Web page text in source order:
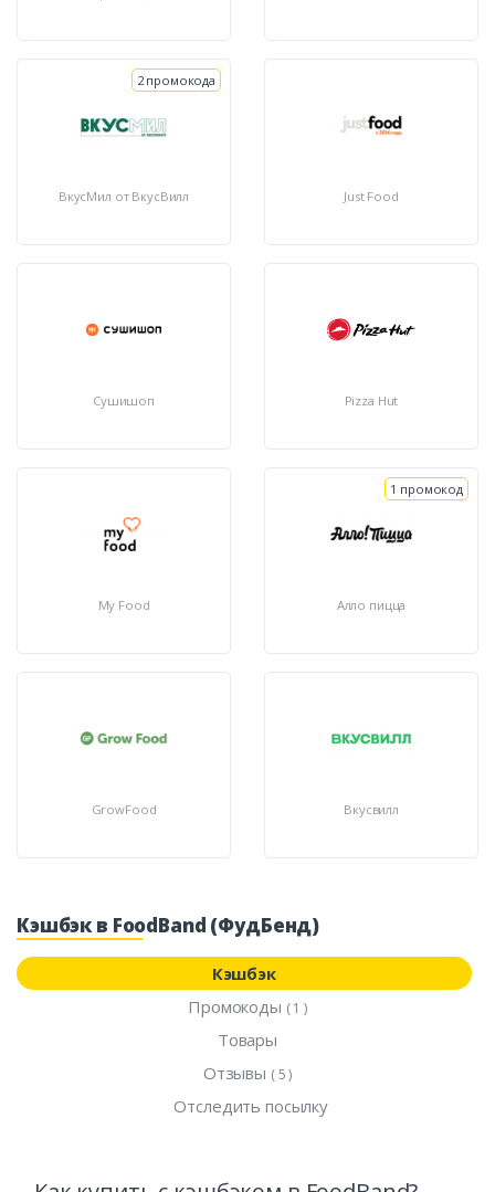
2 промокода
ВкусМил от ВкусВилл Just Food
Сушишоп Pizza Hut
My Food
1 промокод
Алло пицца
GrowFood Вкусвилл
Кэшбэк в FoodBand (ФудБенд)
Кэшбэк
Промокоды ( 1 )
Товары
Отзывы ( 5 )
Отследить посылку